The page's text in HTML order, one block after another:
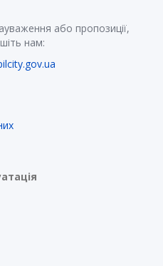
або пропозиції,
нам: